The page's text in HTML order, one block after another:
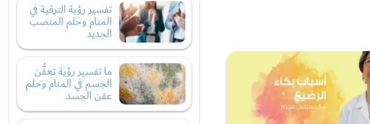
تفسير رؤية الترقية في
المنام وحلم المنصب
الجديد
ما تفسير رؤية تعفُّن
الجسم في المنام وحلم
عفن الجسد